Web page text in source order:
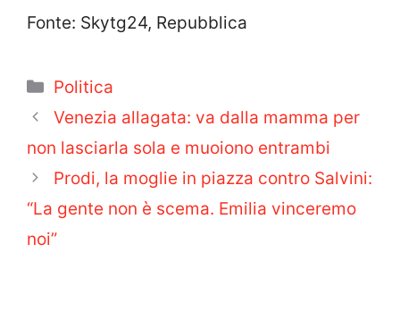
Fonte: Skytg24, Repubblica
Categorie
Politica
Venezia allagata: va dalla mamma per
non lasciarla sola e muoiono entrambi
Prodi, la moglie in piazza contro Salvini:
“La gente non è scema. Emilia vinceremo
noi”